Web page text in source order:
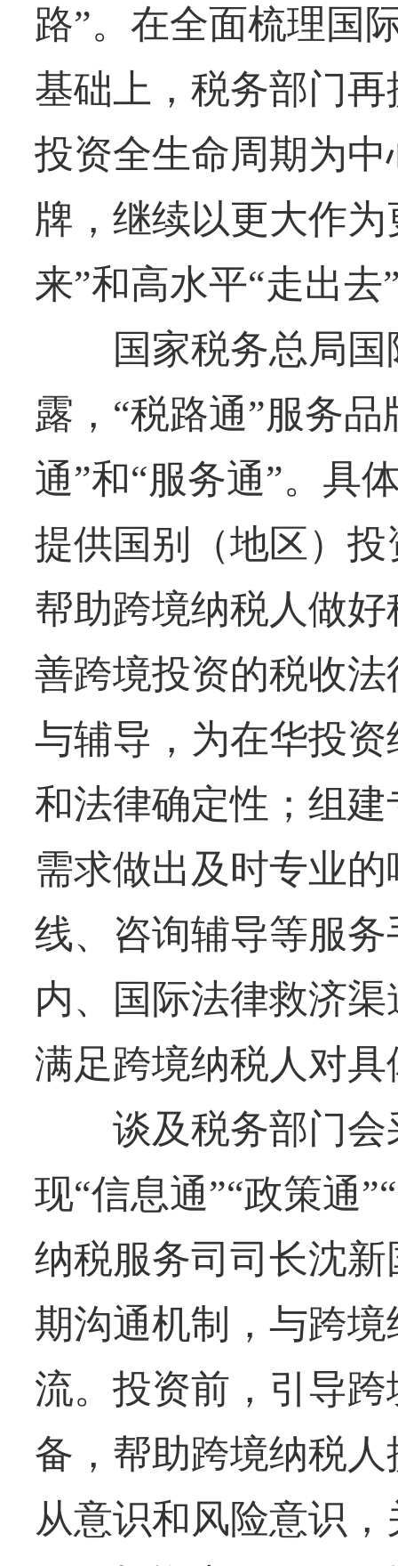
路”。在全面梳理国
基础上，税务部门
投资全生命周期为
牌，继续以更大作
来”和高水平“走出去
国家税务总局国
露，“税路通”服务
通”和“服务通”。具
提供国别（地区）
帮助跨境纳税人做
善跨境投资的税收
与辅导，为在华投
和法律确定性；组
需求做出及时专业
线、咨询辅导等服
内、国际法律救济
满足跨境纳税人对
谈及税务部门会
现“信息通”“政策通
纳税服务司司长沈
期沟通机制，与跨
流。投资前，引导
备，帮助跨境纳税
从意识和风险意识